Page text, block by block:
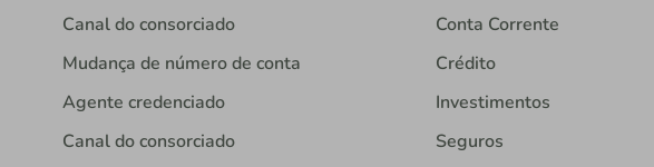
Canal do consorciado
Mudança de número de conta
Agente credenciado
Canal do consorciado
Conta Corrente
Crédito
Investimentos
Seguros